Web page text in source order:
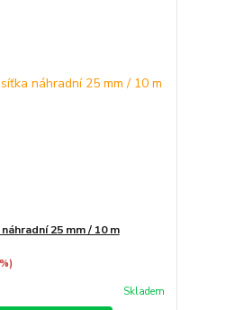
25 mm / 10 m
Skladem